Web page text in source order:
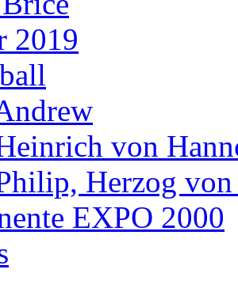
2019
von
Herzog
EXPO 2000